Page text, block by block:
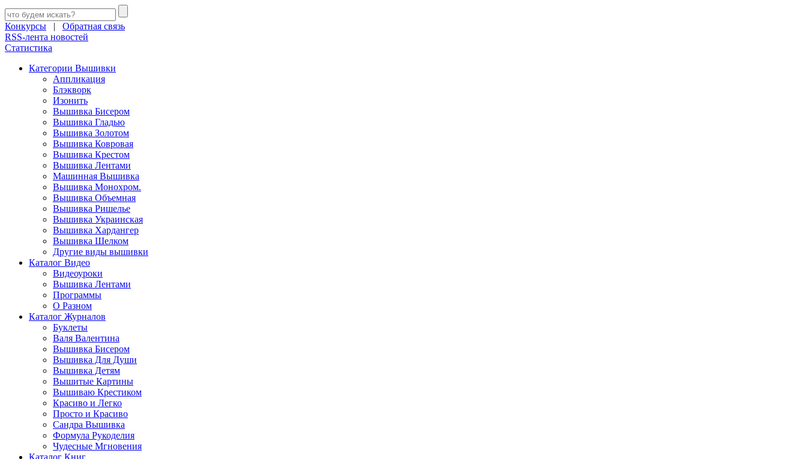
Конкурсы | Обратная связь
RSS-лента новостей
Статистика
Категории Вышивки
Аппликация
Блэкворк
Изонить
Вышивка Бисером
Вышивка Гладью
Вышивка Золотом
Вышивка Ковровая
Вышивка Крестом
Вышивка Лентами
Машинная Вышивка
Вышивка Монохром.
Вышивка Объемная
Вышивка Ришелье
Вышивка Украинская
Вышивка Хардангер
Вышивка Шелком
Другие виды вышивки
Каталог Видео
Видеоуроки
Вышивка Лентами
Программы
О Разном
Каталог Журналов
Буклеты
Валя Валентина
Вышивка Бисером
Вышивка Для Души
Вышивка Детям
Вышитые Картины
Вышиваю Крестиком
Красиво и Легко
Просто и Красиво
Сандра Вышивка
Формула Рукоделия
Чудесные Мгновения
Каталог Книг